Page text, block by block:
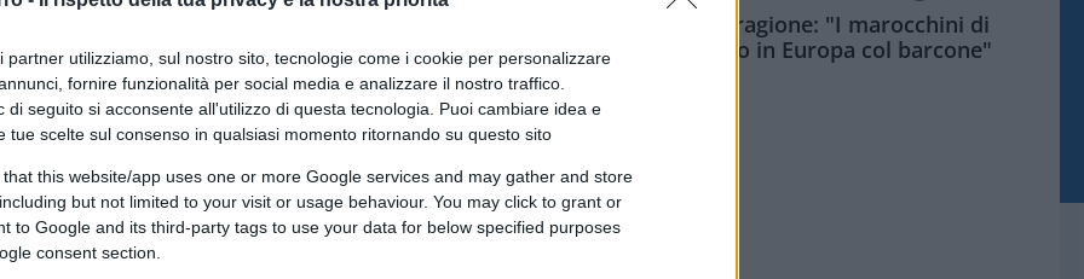
partner utilizziamo, sul nostro sito, tecnologie come i cookie per personalizzare
fornire funzionalità per social media e analizzare il nostro traffico.
di seguito si acconsente all'utilizzo di questa tecnologia. Puoi cambiare idea e
tue scelte sul consenso in qualsiasi momento ritornando su questo sito
that this website/app uses one or more Google services and may gather and store
but not limited to your visit or usage behaviour. You may click to grant or
to Google and its third-party tags to use your data for below specified purposes
consent section.
Meloni aveva ragione: "I marocchini di
Ceuta sbarcano in Europa col barcone"